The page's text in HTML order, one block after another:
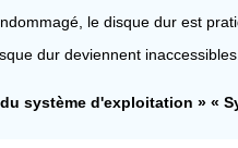
le disque dur est
dur deviennent
système d'exploitation » «